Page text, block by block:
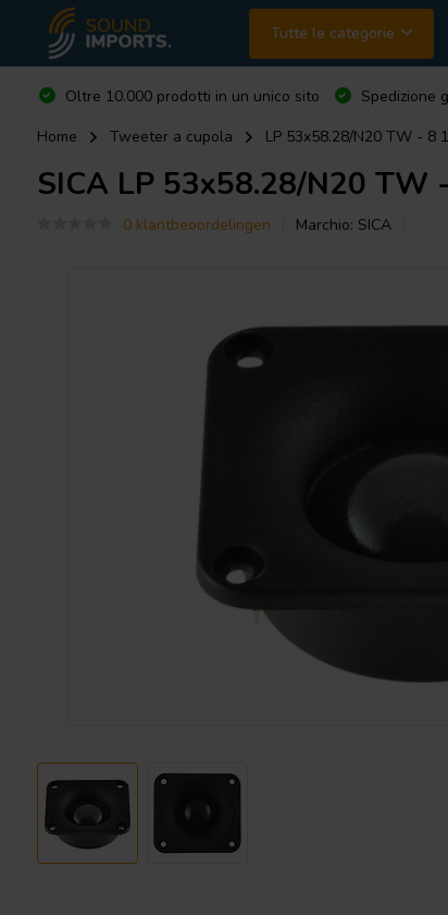
Tutte le categorie
Oltre 10.000 prodotti in un unico sito
Spedizione
Home
Tweeter a cupola LP 53x58.28/N20 TW - 8
SICA LP 53x58.28/N20 TW
0 klantbeoordelingen Marchio: SICA